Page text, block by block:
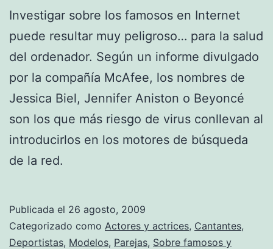
Investigar sobre los famosos en Internet
puede resultar muy peligroso… para la salud
del ordenador. Según un informe divulgado
por la compañía McAfee, los nombres de
Jessica Biel, Jennifer Aniston o Beyoncé
son los que más riesgo de virus conllevan al
introducirlos en los motores de búsqueda
de la red.
Publicada el 26 agosto, 2009
Categorizado como Actores y actrices, Cantantes,
Deportistas, Modelos, Parejas, Sobre famosos y